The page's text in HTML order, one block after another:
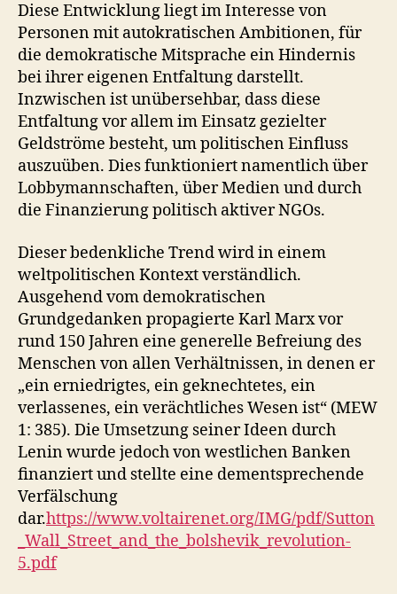
Diese Entwicklung liegt im Interesse von
Personen mit autokratischen Ambitionen, für
die demokratische Mitsprache ein Hindernis
bei ihrer eigenen Entfaltung darstellt.
Inzwischen ist unübersehbar, dass diese
Entfaltung vor allem im Einsatz gezielter
Geldströme besteht, um politischen Einfluss
auszuüben. Dies funktioniert namentlich über
Lobbymannschaften, über Medien und durch
die Finanzierung politisch aktiver NGOs.
Dieser bedenkliche Trend wird in einem
weltpolitischen Kontext verständlich.
Ausgehend vom demokratischen
Grundgedanken propagierte Karl Marx vor
rund 150 Jahren eine generelle Befreiung des
Menschen von allen Verhältnissen, in denen er
„ein erniedrigtes, ein geknechtetes, ein
verlassenes, ein verächtliches Wesen ist“ (MEW
1: 385). Die Umsetzung seiner Ideen durch
Lenin wurde jedoch von westlichen Banken
finanziert und stellte eine dementsprechende
Verfälschung
dar.https://www.voltairenet.org/IMG/pdf/Sutton
_Wall_Street_and_the_bolshevik_revolution-
5.pdf